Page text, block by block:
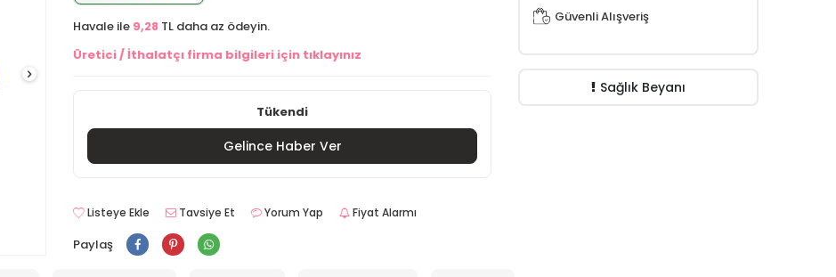
Havale ile 9,28 TL daha az ödeyin.
Üretici / İthalatçı firma bilgileri için tıklayınız
Tükendi
Gelince Haber Ver
Listeye Ekle Tavsiye Et Yorum Yap Fiyat Alarmı
Paylaş
Güvenli Alışveriş
Sağlık Beyanı